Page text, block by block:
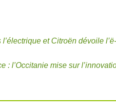
et Citroën dévoile
: l’Occitanie mise sur